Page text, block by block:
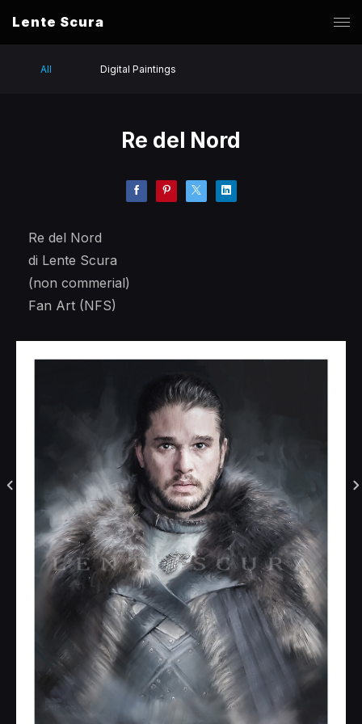
Lente Scura
All Digital Paintings
Re del Nord
Re del Nord
di Lente Scura
(non commerial)
Fan Art (NFS)